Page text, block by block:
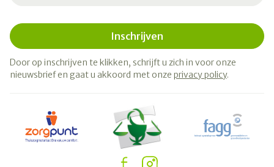
Inschrijven
Door op inschrijven te klikken, schrijft u zich in voor onze
nieuwsbrief en gaat u akkoord met onze privacy policy.